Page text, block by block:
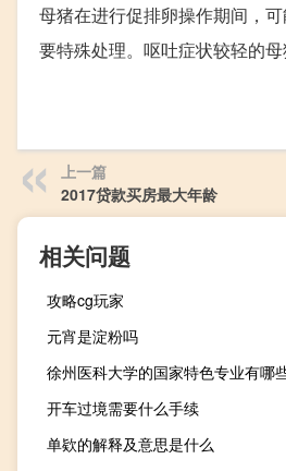
母猪在进行促排卵操作期间，
要特殊处理。呕吐症状较轻的
上一篇
2017贷款买房最大年龄
相关问题
攻略cg玩家
元宵是淀粉吗
徐州医科大学的国家特色专业有哪
开车过境需要什么手续
单欵的解释及意思是什么